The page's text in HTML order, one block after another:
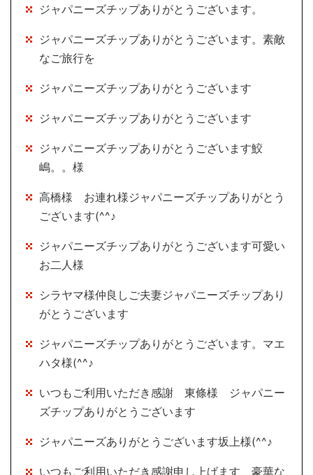
ジャパニーズチップありがとうございます。
ジャパニーズチップありがとうございます。素敵
なご旅行を
ジャパニーズチップありがとうございます
ジャパニーズチップありがとうございます
ジャパニーズチップありがとうございます鮫
嶋。。様
高橋様 お連れ様ジャパニーズチップありがとう
ございます(^^♪
ジャパニーズチップありがとうございます可愛い
お二人様
シラヤマ様仲良しご夫妻ジャパニーズチップあり
がとうございます
ジャパニーズチップありがとうございます。マエ
ハタ様(^^♪
いつもご利用いただき感謝 東條様 ジャパニー
ズチップありがとうございます
ジャパニーズありがとうございます坂上様(^^♪
いつもご利用いただき感謝申し上げます 豪華な